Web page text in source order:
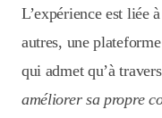
L’expérience est liée
autres, une
qui admet qu’à
améliorer sa propre